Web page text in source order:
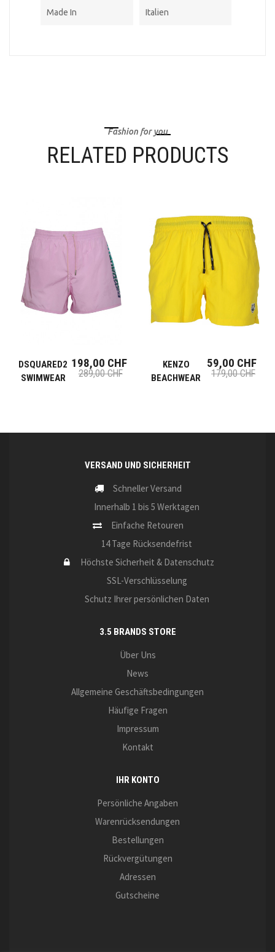
Made In Italien
Fashion for you
RELATED PRODUCTS
DSQUARED2
SWIMWEAR
198,00 CHF
289,00 CHF
KENZO
BEACHWEAR
59,00 CHF
179,00 CHF
VERSAND UND SICHERHEIT
Schneller Versand
Innerhalb 1 bis 5 Werktagen
Einfache Retouren
14 Tage Rücksendefrist
Höchste Sicherheit & Datenschutz
SSL-Verschlüsselung
Schutz Ihrer persönlichen Daten
3.5 BRANDS STORE
Über Uns
News
Allgemeine Geschäftsbedingungen
Häufige Fragen
Impressum
Kontakt
IHR KONTO
Persönliche Angaben
Warenrücksendungen
Bestellungen
Rückvergütungen
Adressen
Gutscheine